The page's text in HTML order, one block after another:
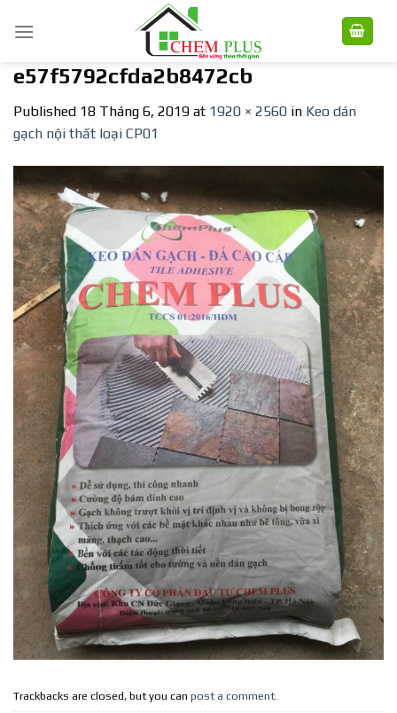
e57f5792cfda2b8472cb
Published 18 Tháng 6, 2019 at 1920 × 2560 in Keo dán
gạch nội thất loại CP01
Trackbacks are closed, but you can post a comment.